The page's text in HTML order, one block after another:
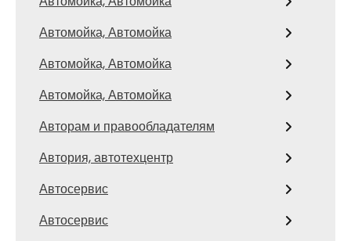
Автомойка, Автомойка
Автомойка, Автомойка
Автомойка, Автомойка
Авторам и правообладателям
Автория, автотехцентр
Автосервис
Автосервис